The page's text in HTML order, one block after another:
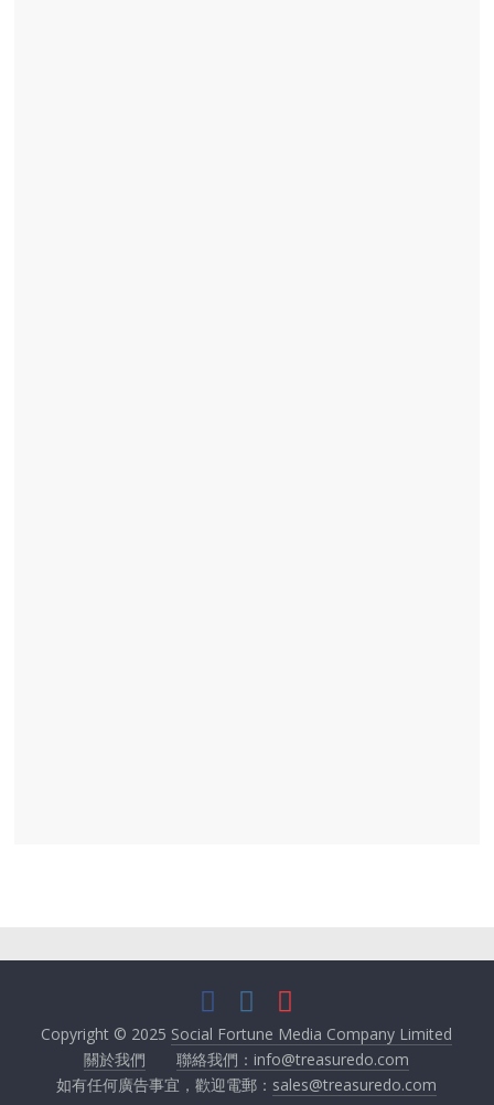
Copyright © 2025 Social Fortune Media Company Limited
關於我們
聯絡我們：info@treasuredo.com
如有任何廣告事宜，歡迎電郵： sales@treasuredo.com